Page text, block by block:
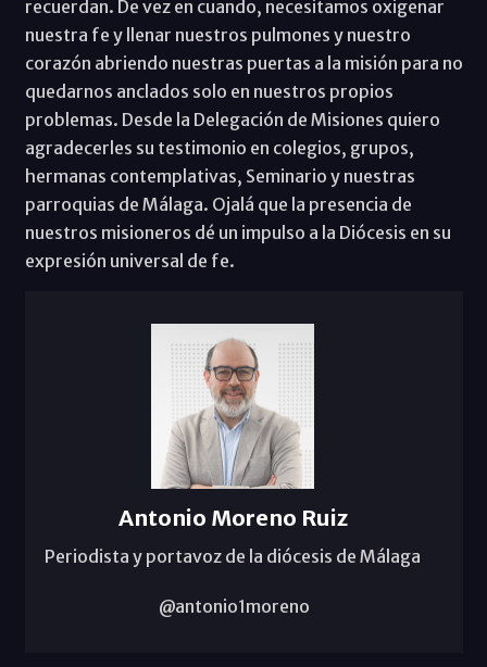
recuerdan. De vez en cuando, necesitamos oxigenar
nuestra fe y llenar nuestros pulmones y nuestro
corazón abriendo nuestras puertas a la misión para no
quedarnos anclados solo en nuestros propios
problemas. Desde la Delegación de Misiones quiero
agradecerles su testimonio en colegios, grupos,
hermanas contemplativas, Seminario y nuestras
parroquias de Málaga. Ojalá que la presencia de
nuestros misioneros dé un impulso a la Diócesis en su
expresión universal de fe.
Antonio Moreno Ruiz
Periodista y portavoz de la diócesis de Málaga
@antonio1moreno